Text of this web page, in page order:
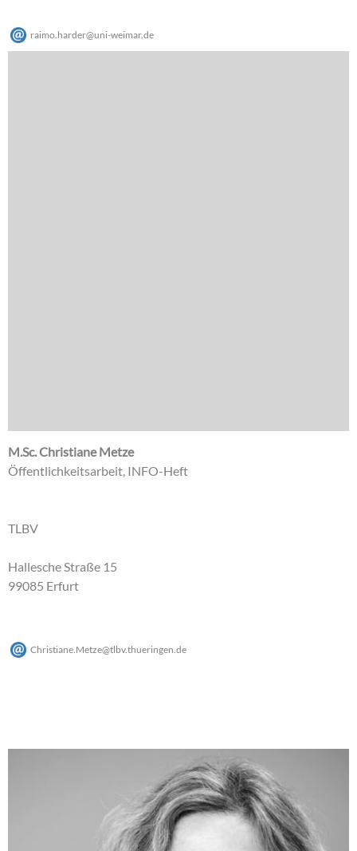
raimo.harder@uni-weimar.de
M.Sc. Christiane Metze
Öffentlichkeitsarbeit, INFO-Heft
TLBV
Hallesche Straße 15
99085 Erfurt
Christiane.Metze@tlbv.thueringen de